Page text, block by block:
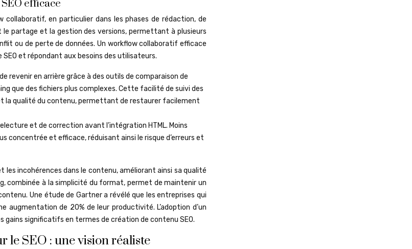
efficace
collaboratif, en particulier dans les phases de rédaction, de
partage et la gestion des versions, permettant à plusieurs
ou de perte de données. Un workflow collaboratif efficace
et répondant aux besoins des utilisateurs.
revenir en arrière grâce à des outils de comparaison de
que des fichiers plus complexes. Cette facilité de suivi des
la qualité du contenu, permettant de restaurer facilement
et de correction avant l’intégration HTML. Moins
concentrée et efficace, réduisant ainsi le risque d’erreurs et
les incohérences dans le contenu, améliorant ainsi sa qualité
combinée à la simplicité du format, permet de maintenir un
Une étude de Gartner a révélé que les entreprises qui
de 20% de leur productivité. L’adoption d’un
gains significatifs en termes de création de contenu SEO.
le SEO : une vision réaliste